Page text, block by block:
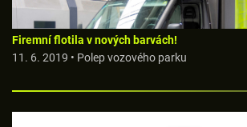
Firemní flotila v nových barvách!
11. 6. 2019 • Polep vozového parku